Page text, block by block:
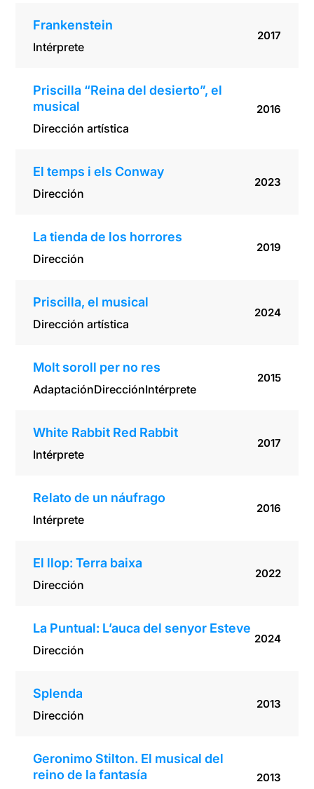
Frankenstein
Intérprete
2017
Priscilla “Reina del desierto”, el
musical
Dirección artística
2016
El temps i els Conway
Dirección
2023
La tienda de los horrores
Dirección
2019
Priscilla, el musical
Dirección artística
2024
Molt soroll per no res
AdaptaciónDirecciónIntérprete
2015
White Rabbit Red Rabbit
Intérprete
2017
Relato de un náufrago
Intérprete
2016
El llop: Terra baixa
Dirección
2022
La Puntual: L’auca del senyor Esteve
Dirección
2024
Splenda
Dirección
2013
Geronimo Stilton. El musical del
reino de la fantasía
2013